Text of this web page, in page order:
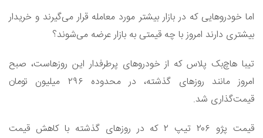
اما خودروهایی که در بازار بیشتر مورد معامله قرار می‌گیرند و خریدار
بیشتری دارند امروز با چه قیمتی به بازار عرضه می‌شوند؟
تیبا هاچ‌بک‌ پلاس که از خودروهای پرطرفدار این روزهاست، صبح
امروز مانند روزهای گذشته، در محدوده ۲۹۶ میلیون تومان
قیمت‌گذاری شد.
قیمت پژو ۲۰۶ تیپ ۲ که در روزهای گذشته با کاهش قیمت